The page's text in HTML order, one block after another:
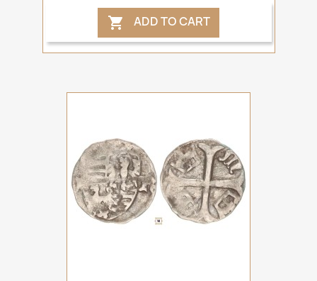
 ADD TO CART